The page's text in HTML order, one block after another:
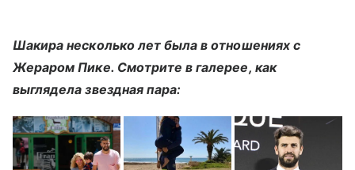
Шакира несколько лет была в отношениях с
Жераром Пике. Смотрите в галерее, как
выглядела звездная пара: